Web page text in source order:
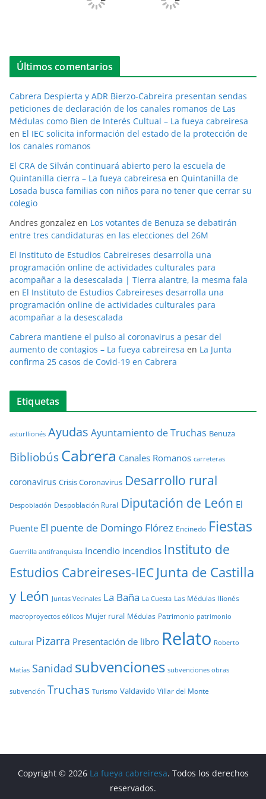
Últimos comentarios
Cabrera Despierta y ADR Bierzo-Cabreira presentan sendas
peticiones de declaración de los canales romanos de Las
Médulas como Bien de Interés Cultual – La fueya cabreiresa
en El IEC solicita información del estado de la protección de
los canales romanos
El CRA de Silván continuará abierto pero la escuela de
Quintanilla cierra – La fueya cabreiresa en Quintanilla de
Losada busca familias con niños para no tener que cerrar su
colegio
Andres gonzalez en Los votantes de Benuza se debatirán
entre tres candidaturas en las elecciones del 26M
El Instituto de Estudios Cabreireses desarrolla una
programación online de actividades culturales para
acompañar a la desescalada | Tierra alantre, la mesma fala
en El Instituto de Estudios Cabreireses desarrolla una
programación online de actividades culturales para
acompañar a la desescalada
Cabrera mantiene el pulso al coronavirus a pesar del
aumento de contagios – La fueya cabreiresa en La Junta
confirma 25 casos de Covid-19 en Cabrera
Etiquetas
asturllionés Ayudas Ayuntamiento de Truchas Benuza
BibliobúsCabrera Canales Romanos carreteras
coronavirus Crisis Coronavirus Desarrollo rural
Despoblación Despoblación Rural Diputación de León El
Puente El puente de Domingo Flórez Encinedo Fiestas
Guerrilla antifranquista Incendio incendios Instituto de
Estudios Cabreireses-IEC Junta de Castilla
y León Juntas Vecinales La Baña La Cuesta Las Médulas llionés
macroproyectos eólicos Mujer rural Médulas Patrimonio patrimonio
cultural Pizarra Presentación de libro Relato Roberto
Matías Sanidad subvenciones subvenciones obras
subvención Truchas Turismo Valdavido Villar del Monte
Copyright © 2026 La fueya cabreiresa. Todos los derechos
reservados.